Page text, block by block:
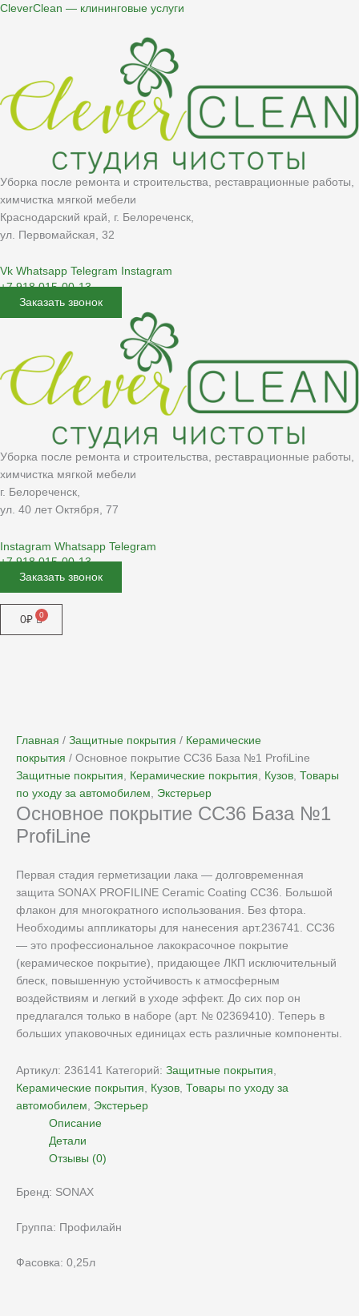
Перейти
CleverClean — клининговые услуги
Уборка после ремонта и строительства, реставрационные работы,
химчистка мягкой мебели
Краснодарский край, г. Белореченск,
ул. Первомайская, 32
Vk Whatsapp Telegram
Instagram
+7 918 015-00-13
Заказать звонок
Уборка после ремонта и строительства, реставрационные работы,
химчистка мягкой мебели
г. Белореченск,
ул. 40 лет Октября, 77
Instagram Whatsapp Telegram
+7 918 015-00-13
Заказать звонок
Меню
0₽
Главная / Защитные покрытия / Керамические
покрытия / Основное покрытие CC36 База №1 ProfiLine
Защитные покрытия, Керамические покрытия, Кузов, Товары
по уходу за автомобилем, Экстерьер
Основное покрытие CC36 База №1
ProfiLine
Первая стадия герметизации лака — долговременная
защита SONAX PROFILINE Ceramic Coating CC36. Большой
флакон для многократного использования. Без фтора.
Необходимы аппликаторы для нанесения арт.236741. CC36
— это профессиональное лакокрасочное покрытие
(керамическое покрытие), придающее ЛКП исключительный
блеск, повышенную устойчивость к атмосферным
воздействиям и легкий в уходе эффект. До сих пор он
предлагался только в наборе (арт. № 02369410). Теперь в
больших упаковочных единицах есть различные компоненты.
Артикул: 236141 Категорий: Защитные покрытия
Керамические покрытия
Кузов Товары по уходу за
автомобилем
Экстерьер
Описание
Детали
Отзывы (0)
Бренд: SONAX
Группа: Профилайн
Фасовка: 0,25л